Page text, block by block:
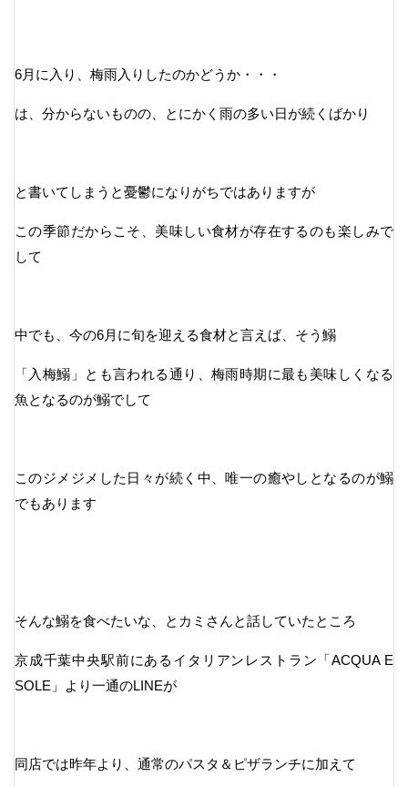
6月に入り、梅雨入りしたのかどうか・・・
は、分からないものの、とにかく雨の多い日が続くばかり
と書いてしまうと憂鬱になりがちではありますが
この季節だからこそ、美味しい食材が存在するのも楽しみで
して
中でも、今の6月に旬を迎える食材と言えば、そう鰯
「入梅鰯」とも言われる通り、梅雨時期に最も美味しくなる
魚となるのが鰯でして
このジメジメした日々が続く中、唯一の癒やしとなるのが鰯
でもあります
そんな鰯を食べたいな、とカミさんと話していたところ
京成千葉中央駅前にあるイタリアンレストラン「ACQUA E
SOLE」より一通のLINEが
同店では昨年より、通常のパスタ＆ピザランチに加えて